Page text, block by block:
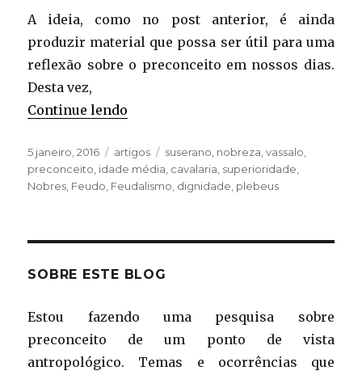
A ideia, como no post anterior, é ainda
produzir material que possa ser útil para uma
reflexão sobre o preconceito em nossos dias.
Desta vez,
Continue lendo
Publicado
em
5 janeiro, 2016 Categorias
artigos Tags
suserano nobreza ,vassalo
preconceito idade média cavalaria superioridade
Nobres Feudo Feudalismo dignidade plebeus
SOBRE ESTE BLOG
Estou fazendo uma pesquisa sobre
preconceito de um ponto de vista
antropológico. Temas e ocorrências que